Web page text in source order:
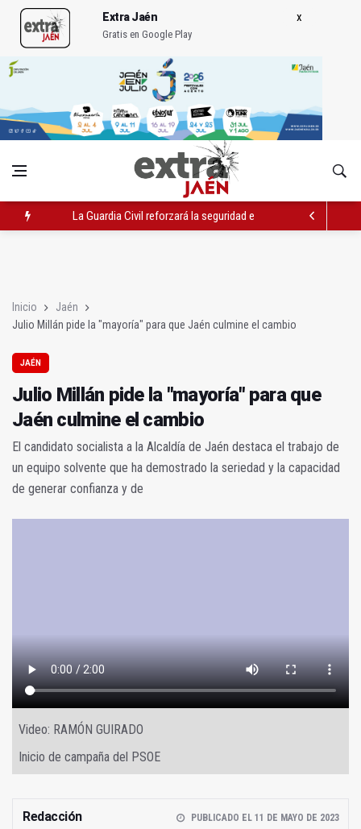
Extra Jaén
Gratis en Google Play
La Guardia Civil reforzará la seguridad el 12 de agosto por el
Inicio
Jaén
Julio Millán pide la "mayoría" para que Jaén culmine el cambio
JAÉN
Julio Millán pide la "mayoría" para que
Jaén culmine el cambio
El candidato socialista a la Alcaldía de Jaén destaca el trabajo de
un equipo solvente que ha demostrado la seriedad y la capacidad
de generar confianza y de
Video: RAMÓN GUIRADO
Inicio de campaña del PSOE
Redacción PUBLICADO EL 11 DE MAYO DE 2023